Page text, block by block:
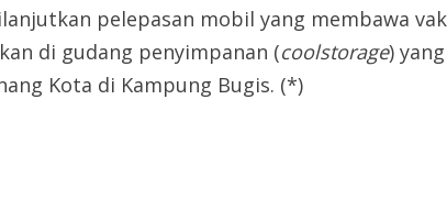
pelepasan mobil yang membawa
di gudang penyimpanan (coolstorage)
Kota di Kampung Bugis. (*)